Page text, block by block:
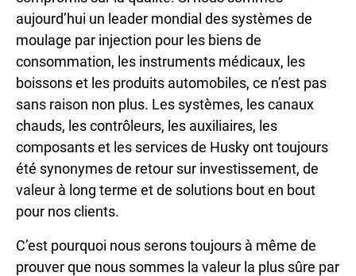
aujourd’hui un leader mondial des systèmes de
moulage par injection pour les biens de
consommation, les instruments médicaux, les
boissons et les produits automobiles, ce n’est pas
sans raison non plus. Les systèmes, les canaux
chauds, les contrôleurs, les auxiliaires, les
composants et les services de Husky ont toujours
été synonymes de retour sur investissement, de
valeur à long terme et de solutions bout en bout
pour nos clients.
C’est pourquoi nous serons toujours à même de
prouver que nous sommes la valeur la plus sûre par